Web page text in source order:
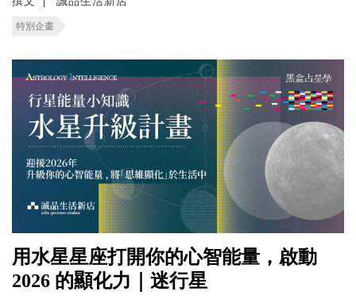
特別企畫
用水星星座打開你的心智能量，啟動
2026 的顯化力｜迷行星